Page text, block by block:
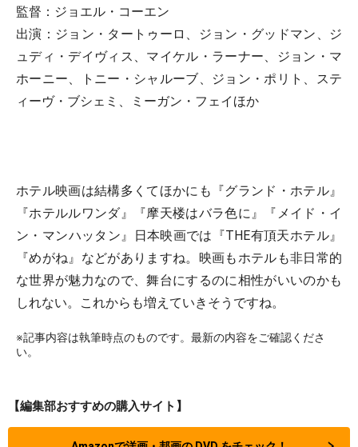
監督：ジョエル・コーエン
出演：ジョン・タートゥーロ、ジョン・グッドマン、ジ
ュディ・デイヴィス、マイケル・ラーナー、ジョン・マ
ホーニー、トニー・シャルーブ、ジョン・ポリト、ステ
ィーヴ・ブシェミ、ミーガン・フェイほか
ホテル映画は結構多くてほかにも『グランド・ホテル』
『ホテルルワンダ』『摩天楼はバラ色に』『メイド・イ
ン・マンハッタン』日本映画では『THE有頂天ホテル』
『めがね』などがありますね。映画もホテルも非日常的
な世界が魅力なので、舞台にするのに相性がいいのかも
しれない。これからも増えていきそうですね。
※記事内容は執筆時点のものです。最新の内容をご確認くださ
い。
【編集部おすすめの購入サイト】